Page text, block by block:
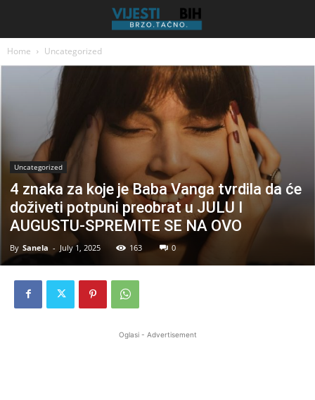
Home Uncategorized
Uncategorized
4 znaka za koje je Baba Vanga tvrdila da će
doživeti potpuni preobrat u JULU I
AUGUSTU-SPREMITE SE NA OVO
By Sanela - July 1, 2025 163 0
Oglasi - Advertisement